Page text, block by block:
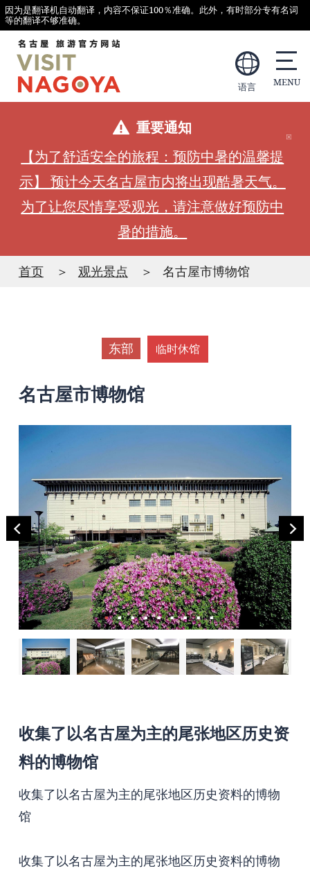
因为是翻译机自动翻译，内容不保证100％准确。此外，有时部分专有名词
等的翻译不够准确。
语言
重要通知
【为了舒适安全的旅程：预防中暑的温馨提
示】 预计今天名古屋市内将出现酷暑天气。
为了让您尽情享受观光，请注意做好预防中
暑的措施。
首页 观光景点 名古屋市博物馆
东部 临时休馆
名古屋市博物馆
收集了以名古屋为主的尾张地区历史资
料的博物馆
收集了以名古屋为主的尾张地区历史资料的博物
馆
收集了以名古屋为主的尾张地区历史资料的博物